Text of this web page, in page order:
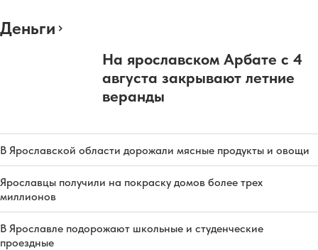
Деньги
На ярославском Арбате с 4
августа закрывают летние
веранды
В Ярославской области дорожали мясные продукты и овощи
Ярославцы получили на покраску домов более трех
миллионов
В Ярославле подорожают школьные и студенческие
проездные